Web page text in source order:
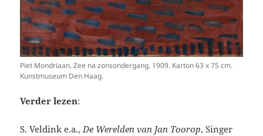
Piet Mondriaan, Zee na zonsondergang, 1909. Karton 63 x 75 cm.
Kunstmuseum Den Haag.
Verder lezen:
S. Veldink e.a.,De Werelden van Jan Toorop, Singer